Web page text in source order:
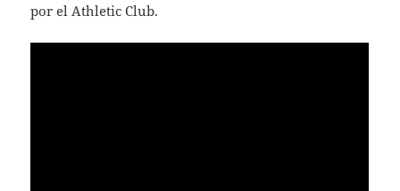
por el Athletic Club.